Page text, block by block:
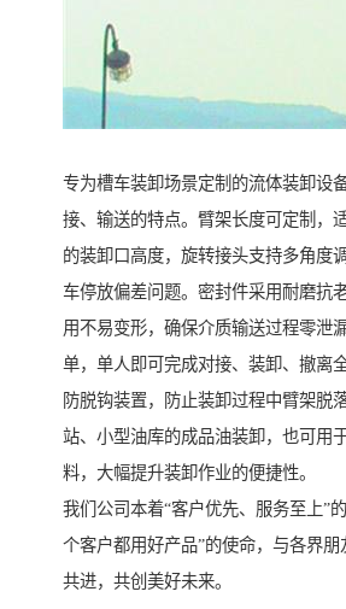
专为槽车装卸场景定制的流体装卸设
接、输送的特点。臂架长度可定制，
的装卸口高度，旋转接头支持多角度
车停放偏差问题。密封件采用耐磨抗
用不易变形，确保介质输送过程零泄
单，单人即可完成对接、装卸、撤离
防脱钩装置，防止装卸过程中臂架脱
站、小型油库的成品油装卸，也可用
料，大幅提升装卸作业的便捷性。
我们公司本着“客户优先、服务至上”
个客户都用好产品”的使命，与各界
共进，共创美好未来。